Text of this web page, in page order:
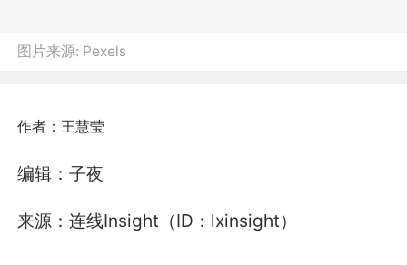
图片来源: Pexels
作者：王慧莹
编辑：子夜
来源：连线Insight（ID：lxinsight）